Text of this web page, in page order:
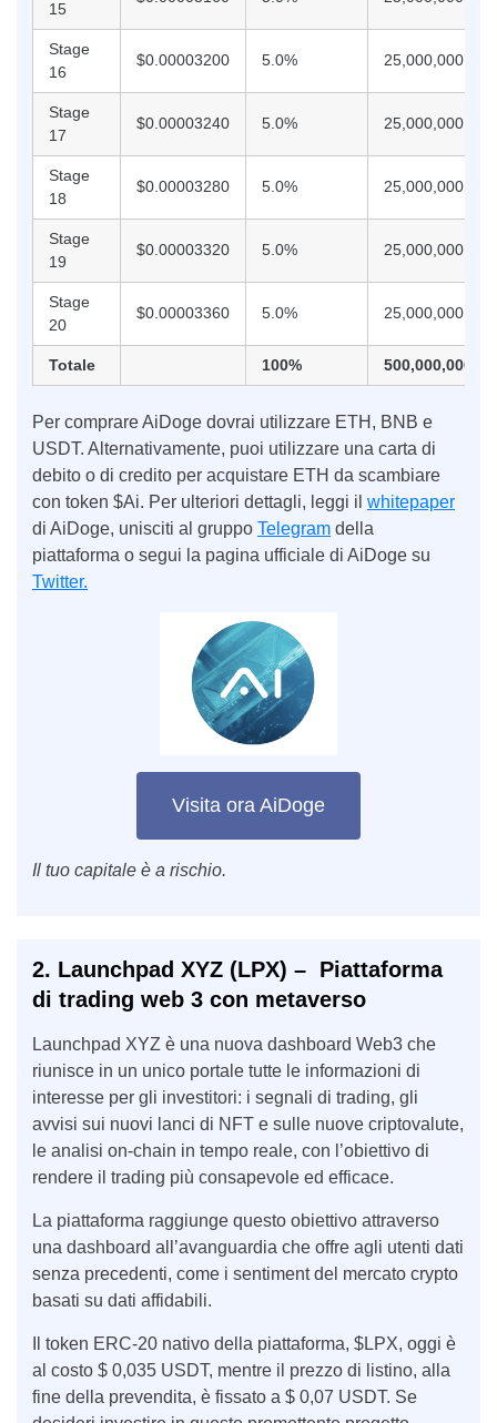
15
Stage
16
$0.00003200 5.0% 25,000,000,000
Stage
17
$0.00003240 5.0% 25,000,000,000
Stage
18
$0.00003280 5.0% 25,000,000,000
Stage
19
$0.00003320 5.0% 25,000,000,000
Stage
20
$0.00003360 5.0% 25,000,000,000
Totale 100%
Per comprare AiDoge dovrai utilizzare ETH, BNB e
USDT. Alternativamente, puoi utilizzare una carta di
debito o di credito per acquistare ETH da scambiare
con token $Ai. Per ulteriori dettagli, leggi il whitepaper
di AiDoge, unisciti al gruppo Telegram della
piattaforma o segui la pagina ufficiale di AiDoge su
Twitter.
Visita ora AiDoge
Il tuo capitale è a rischio.
2. Launchpad XYZ (LPX) – Piattaforma
di trading web 3 con metaverso
Launchpad XYZ è una nuova dashboard Web3 che
riunisce in un unico portale tutte le informazioni di
interesse per gli investitori: i segnali di trading, gli
avvisi sui nuovi lanci di NFT e sulle nuove criptovalute,
le analisi on-chain in tempo reale, con l’obiettivo di
rendere il trading più consapevole ed efficace.
La piattaforma raggiunge questo obiettivo attraverso
una dashboard all’avanguardia che offre agli utenti dati
senza precedenti, come i sentiment del mercato crypto
basati su dati affidabili.
Il token ERC-20 nativo della piattaforma, $LPX, oggi è
al costo $ 0,035 USDT, mentre il prezzo di listino, alla
fine della prevendita, è fissato a $ 0,07 USDT. Se